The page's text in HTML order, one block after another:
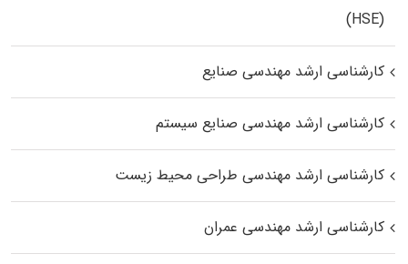
(HSE)
کارشناسی ارشد مهندسی صنایع
کارشناسی ارشد مهندسی صنایع سیستم
کارشناسی ارشد مهندسی طراحی محیط زیست
کارشناسی ارشد مهندسی عمران